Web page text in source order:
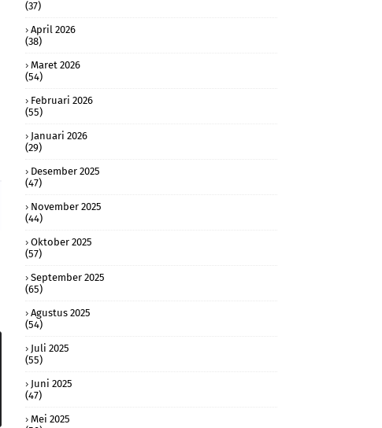
(37)
April 2026
(38)
Maret 2026
(54)
Februari 2026
(55)
Januari 2026
(29)
Desember 2025
(47)
November 2025
(44)
Oktober 2025
(57)
September 2025
(65)
Agustus 2025
(54)
Juli 2025
(55)
Juni 2025
(47)
Mei 2025